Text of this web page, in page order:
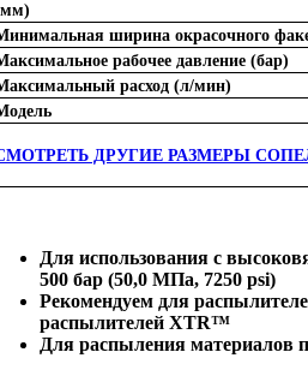
ширина окрасочного
рабочее давление (бар)
расход (л/мин)
ДРУГИЕ РАЗМЕРЫ СОПЕЛ
Для использования с
500 бар (50,0 МПа, 7250 psi)
Рекомендуем для
распылителей XTR™
Для распыления материалов